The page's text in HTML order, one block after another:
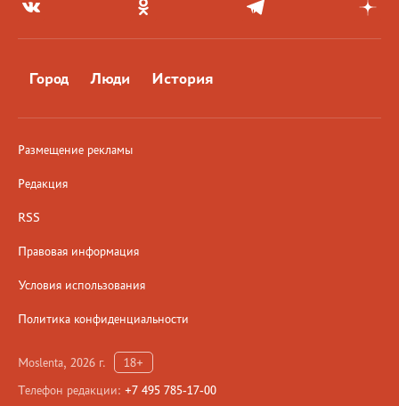
Город Люди История
Размещение рекламы
Редакция
RSS
Правовая информация
Условия использования
Политика конфиденциальности
Moslenta, 2026 г.
18+
Телефон редакции: +7 495 785-17-00